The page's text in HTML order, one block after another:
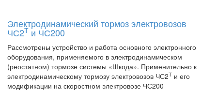
Электродинамический тормоз электровозов
ЧС2Т и ЧС200
Рассмотрены устройство и работа основного электронного
оборудования, применяемого в электродинамическом
(реостатном) тормозе системы «Шкода». Применительно к
электродинамическому тормозу электровозов ЧС2Т и его
модификации на скоростном электровозе ЧС200